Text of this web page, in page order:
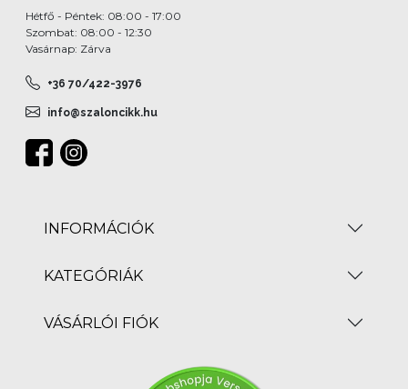
Hétfő - Péntek: 08:00 - 17:00
Szombat: 08:00 - 12:30
Vasárnap: Zárva
+36 70/422-3976
info@szaloncikk.hu
INFORMÁCIÓK
KATEGÓRIÁK
VÁSÁRLÓI FIÓK